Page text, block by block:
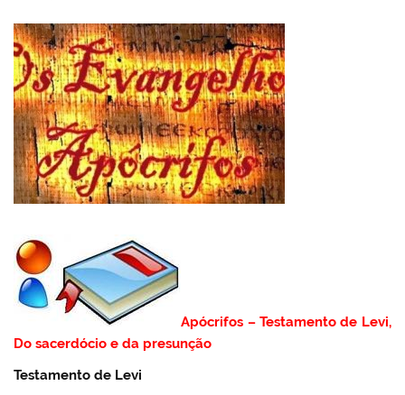
Apócrifos – Testamento de Levi,
Do sacerdócio e da presunção
Testamento de Levi